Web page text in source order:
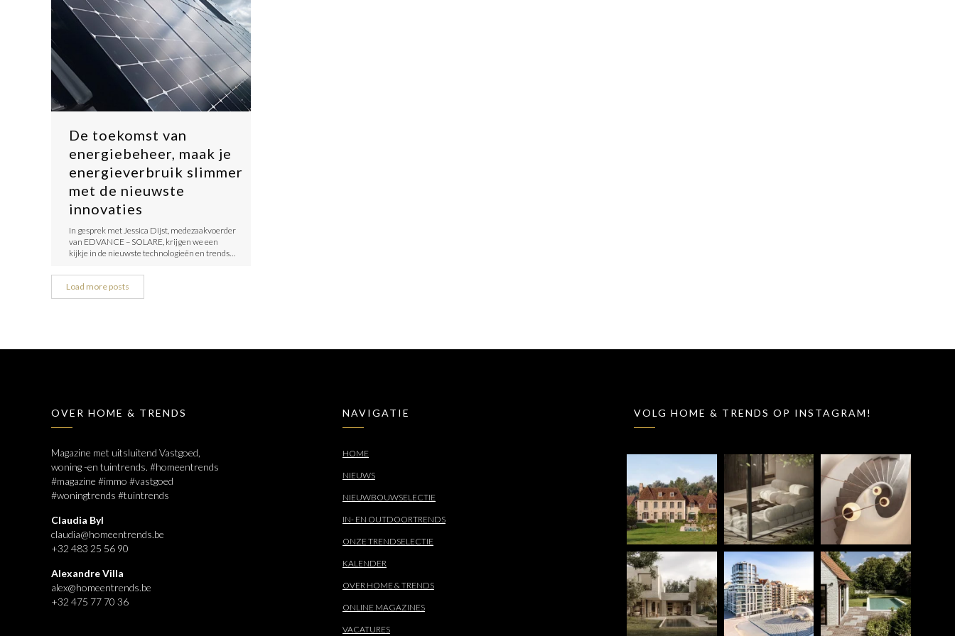
De toekomst van
energiebeheer, maak je
energieverbruik slimmer
met de nieuwste
innovaties
​In gesprek met Jessica Dijst, medezaakvoerder
van EDVANCE – SOLARE, krijgen we een
kijkje in de nieuwste technologieën en trends…
Load more posts
OVER HOME & TRENDS
Magazine met uitsluitend Vastgoed,
woning -en tuintrends. #homeentrends
#magazine #immo #vastgoed
#woningtrends #tuintrends
Claudia Byl
claudia@homeentrends.be
+32 483 25 56 90
Alexandre Villa
alex@homeentrends.be
+32 475 77 70 36
NAVIGATIE
HOME
NIEUWS
NIEUWBOUWSELECTIE
IN- EN OUTDOORTRENDS
ONZE TRENDSELECTIE
KALENDER
OVER HOME & TRENDS
ONLINE MAGAZINES
VACATURES
VOLG HOME & TRENDS OP INSTAGRAM!